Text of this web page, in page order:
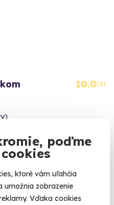
poďme
ktoré vám uľahčia
umožnia zobrazenie
Vďaka cookies
10.0(3)